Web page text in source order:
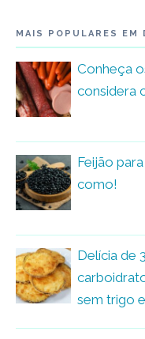
MAIS POPULARES EM
Conheça
considera
Feijão
como!
Delícia de
sem trigo